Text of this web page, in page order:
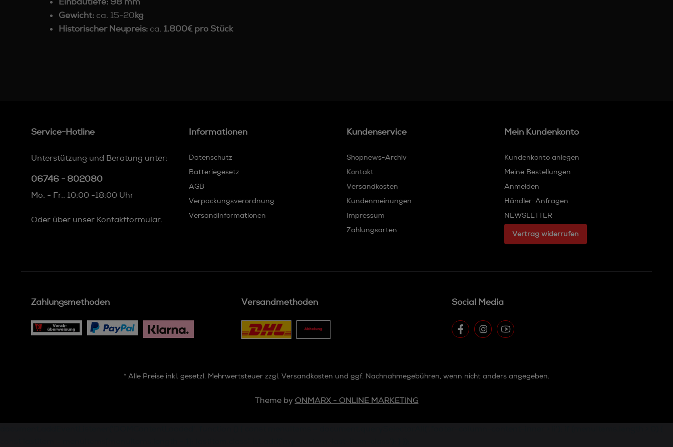
Gewicht: ca. 15-20kg
Historischer Neupreis: ca. 1.800€ pro Stück
Service-Hotline
Unterstützung und Beratung unter:
06746 - 802080
Mo. - Fr., 10:00 -18:00 Uhr
Oder über unser Kontaktformular.
Informationen
Datenschutz
Batteriegesetz
AGB
Verpackungsverordnung
Versandinformationen
Kundenservice
Shopnews-Archiv
Kontakt
Versandkosten
Kundenmeinungen
Impressum
Zahlungsarten
Mein Kundenkonto
Kundenkonto anlegen
Meine Bestellungen
Anmelden
Händler-Anfragen
NEWSLETTER
Vertrag widerrufen
Zahlungsmethoden Versandmethoden Social Media
* Alle Preise inkl. gesetzl. Mehrwertsteuer zzgl. Versandkosten und ggf. Nachnahmegebühren, wenn nicht anders angegeben.
Theme by ONMARX - ONLINE MARKETING